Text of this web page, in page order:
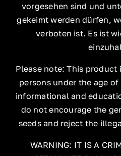
vorgesehen sind und
gekeimt werden dürfen,
verboten ist. Es ist
Please note: This product
persons under the age
informational and
do not encourage the
seeds and reject the
WARNING: IT IS A